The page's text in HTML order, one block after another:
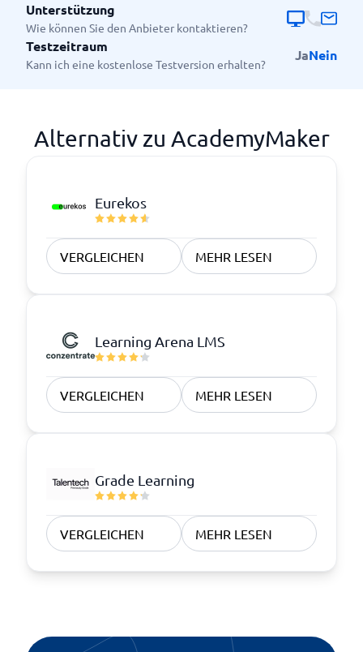
Unterstützung
Wie können Sie den Anbieter kontaktieren?
Testzeitraum
Kann ich eine kostenlose Testversion erhalten?
JaNein
Alternativ zu AcademyMaker
Eurekos
VERGLEICHEN MEHR LESEN
Learning Arena LMS
VERGLEICHEN MEHR LESEN
Grade Learning
VERGLEICHEN MEHR LESEN